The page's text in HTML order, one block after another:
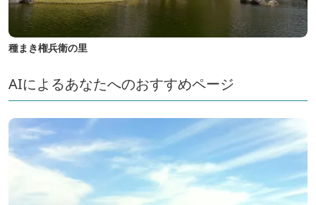
種まき権兵衛の里
AIによるあなたへのおすすめページ